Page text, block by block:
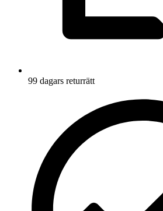
99 dagars returrätt